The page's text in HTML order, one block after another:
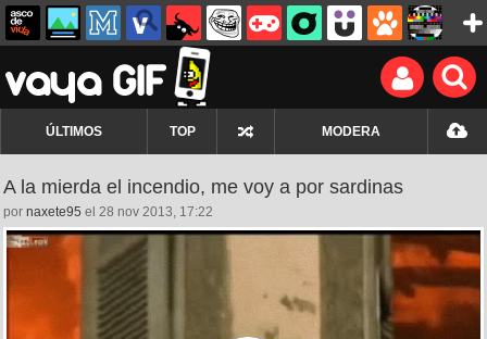
ÚLTIMOS TOP MODERA
A la mierda el incendio, me voy a por sardinas
por naxete95 el 28 nov 2013, 17:22